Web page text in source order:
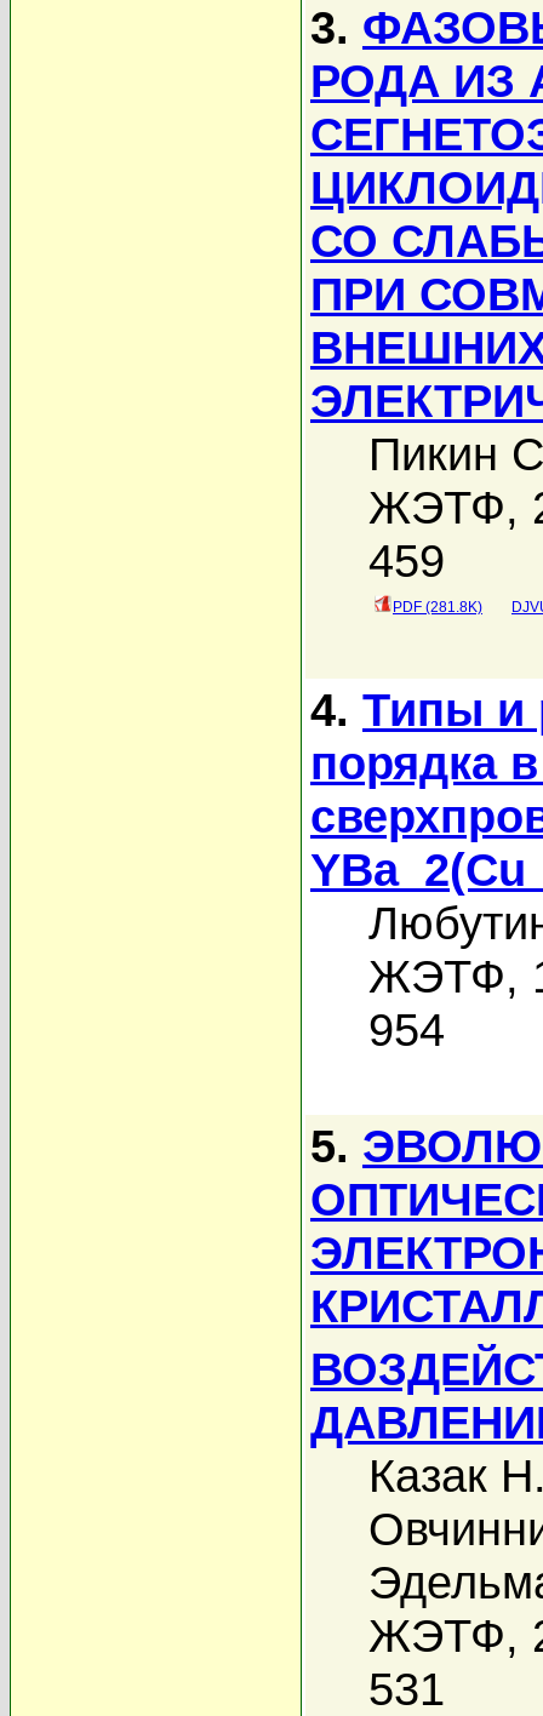
3.
РОДА ИЗ
СО
ПРИ
Пикин
ЖЭТФ,
459
PDF (281.8K)
4. Типы и
порядка
ЖЭТФ,
954
5.
Казак
ЖЭТФ,
531